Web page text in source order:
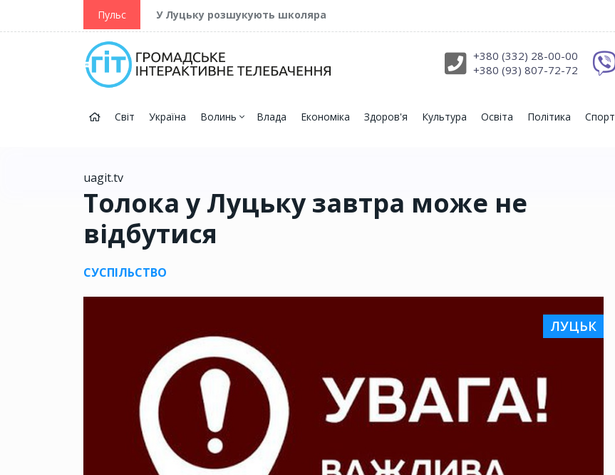
Пульс У Луцьку розшукують школяра
+380 (332) 28-00-00
+380 (93) 807-72-72
Світ Україна Волинь Влада Економіка Здоров'я Культура Освіта Політика Спорт
uagit.tv
Толока у Луцьку завтра може не
відбутися
СУСПІЛЬСТВО
ЛУЦЬК